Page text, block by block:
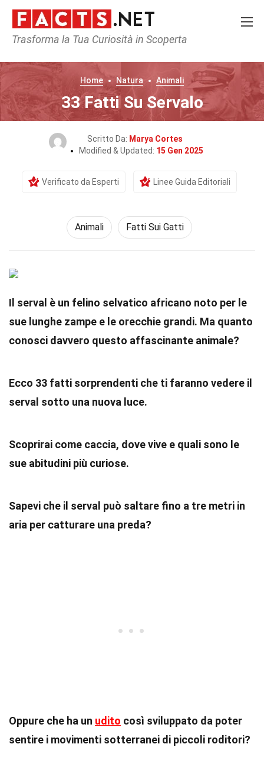
Trasforma la Tua Curiosità in Scoperta
Home Natura Animali
33 Fatti Su Servalo
Scritto Da: Marya Cortes
Modified & Updated: 15 Gen 2025
Verificato da Esperti Linee Guida Editoriali
Animali Fatti Sui Gatti
Il serval è un felino selvatico africano noto per le
sue lunghe zampe e le orecchie grandi. Ma quanto
conosci davvero questo affascinante animale?
Ecco 33 fatti sorprendenti che ti faranno vedere il
serval sotto una nuova luce.
Scoprirai come caccia, dove vive e quali sono le
sue abitudini più curiose.
Sapevi che il serval può saltare fino a tre metri in
aria per catturare una preda?
Oppure che ha un udito così sviluppato da poter
sentire i movimenti sotterranei di piccoli roditori?